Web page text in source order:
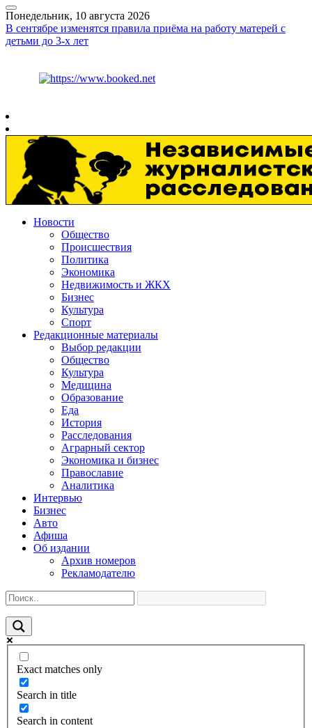
Понедельник, 10 августа 2026
В сентябре изменятся правила приёма на работу матерей с
детьми до 3-х лет
Новости
Общество
Происшествия
Политика
Экономика
Недвижимость и ЖКХ
Бизнес
Культура
Спорт
Редакционные материалы
Выбор редакции
Общество
Культура
Медицина
Образование
Еда
История
Расследования
Аграрный сектор
Экономика и бизнес
Православие
Аналитика
Интервью
Бизнес
Авто
Афиша
Об издании
Архив номеров
Рекламодателю
Exact matches only
Search in title
Search in content